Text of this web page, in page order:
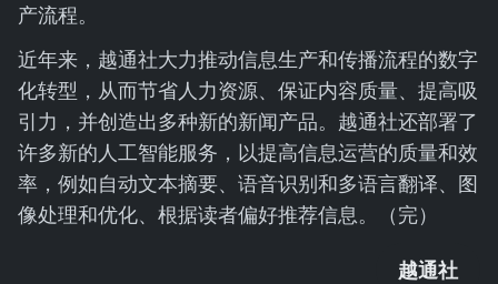
产流程。
近年来，越通社大力推动信息生产和传播流程的数字
化转型，从而节省人力资源、保证内容质量、提高吸
引力，并创造出多种新的新闻产品。越通社还部署了
许多新的人工智能服务，以提高信息运营的质量和效
率，例如自动文本摘要、语音识别和多语言翻译、图
像处理和优化、根据读者偏好推荐信息。（完）
越通社